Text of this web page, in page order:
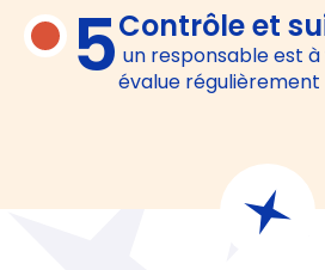
5Contrôle et
un responsable est
évalue